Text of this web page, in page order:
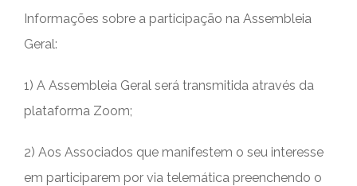
Informações sobre a participação na Assembleia
Geral:
1) A Assembleia Geral será transmitida através da
plataforma Zoom;
2) Aos Associados que manifestem o seu interesse
em participarem por via telemática preenchendo o